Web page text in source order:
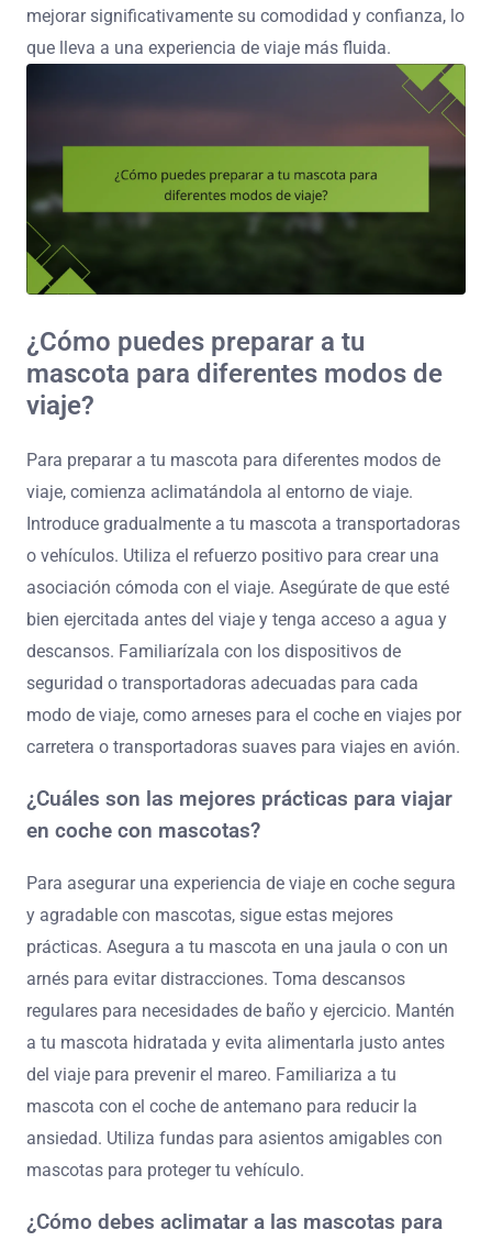
mejorar significativamente su comodidad y confianza, lo
que lleva a una experiencia de viaje más fluida.
¿Cómo puedes preparar a tu
mascota para diferentes modos de
viaje?
Para preparar a tu mascota para diferentes modos de
viaje, comienza aclimatándola al entorno de viaje.
Introduce gradualmente a tu mascota a transportadoras
o vehículos. Utiliza el refuerzo positivo para crear una
asociación cómoda con el viaje. Asegúrate de que esté
bien ejercitada antes del viaje y tenga acceso a agua y
descansos. Familiarízala con los dispositivos de
seguridad o transportadoras adecuadas para cada
modo de viaje, como arneses para el coche en viajes por
carretera o transportadoras suaves para viajes en avión.
¿Cuáles son las mejores prácticas para viajar
en coche con mascotas?
Para asegurar una experiencia de viaje en coche segura
y agradable con mascotas, sigue estas mejores
prácticas. Asegura a tu mascota en una jaula o con un
arnés para evitar distracciones. Toma descansos
regulares para necesidades de baño y ejercicio. Mantén
a tu mascota hidratada y evita alimentarla justo antes
del viaje para prevenir el mareo. Familiariza a tu
mascota con el coche de antemano para reducir la
ansiedad. Utiliza fundas para asientos amigables con
mascotas para proteger tu vehículo.
¿Cómo debes aclimatar a las mascotas para